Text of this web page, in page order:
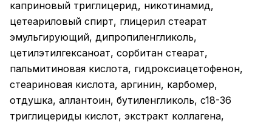
каприновый триглицерид, никотинамид,
цетеариловый спирт, глицерил стеарат
эмульгирующий, дипропиленгликоль,
цетилэтилгексаноат, сорбитан стеарат,
пальмитиновая кислота, гидроксиацетофенон,
стеариновая кислота, аргинин, карбомер,
отдушка, аллантоин, бутиленгликоль, c18-36
триглицериды кислот, экстракт коллагена,